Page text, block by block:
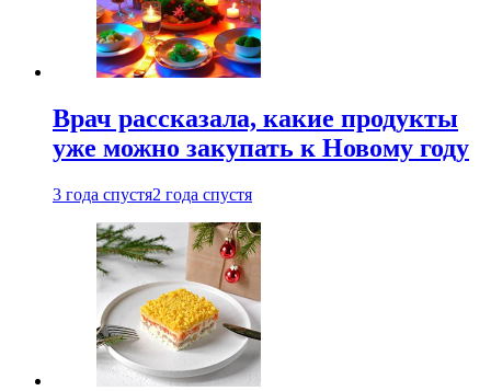
Врач рассказала, какие продукты
уже можно закупать к Новому году
3 года спустя2 года спустя